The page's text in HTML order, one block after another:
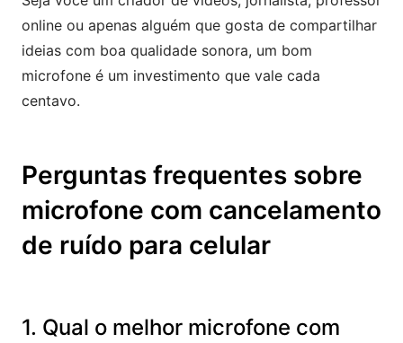
online ou apenas alguém que gosta de compartilhar
ideias com boa qualidade sonora, um bom
microfone é um investimento que vale cada
centavo.
Perguntas frequentes sobre
microfone com cancelamento
de ruído para celular
1. Qual o melhor microfone com